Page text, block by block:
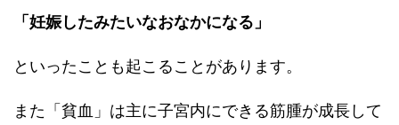
「 妊娠したみたいなおなかになる 」
といったこと も起こ ることがあり ます。
また 「 貧血 」 は主に子宮内にできる筋腫が成長して